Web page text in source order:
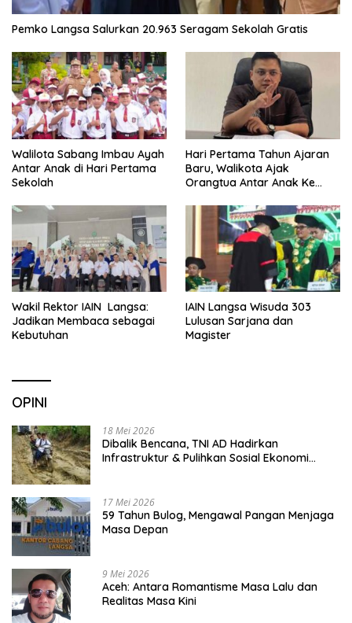
Pemko Langsa Salurkan 20.963 Seragam Sekolah Gratis
Walilota Sabang Imbau Ayah
Antar Anak di Hari Pertama
Sekolah
Hari Pertama Tahun Ajaran
Baru, Walikota Ajak
Orangtua Antar Anak Ke
Wakil Rektor IAIN Langsa:
Jadikan Membaca sebagai
Kebutuhan
IAIN Langsa Wisuda 303
Lulusan Sarjana dan
Magister
OPINI
18 Mei 2026
Dibalik Bencana, TNI AD Hadirkan
Infrastruktur & Pulihkan Sosial Ekonomi
17 Mei 2026
59 Tahun Bulog, Mengawal Pangan Menjaga
Masa Depan
9 Mei 2026
Aceh: Antara Romantisme Masa Lalu dan
Realitas Masa Kini